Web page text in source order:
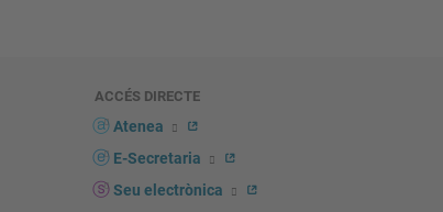
ACCÉS DIRECTE
Atenea
E-Secretaria
Seu electrònica